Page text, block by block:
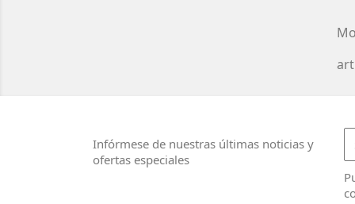
Infórmese de nuestras últimas noticias y
ofertas especiales